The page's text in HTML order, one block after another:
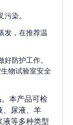
染。
发，在推荐温
防护工作。
物试验室安全
本产品可检
、尿液、羊
液等多种类型